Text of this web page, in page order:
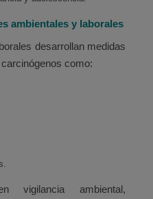
ambientales y laborales
desarrollan medidas
como:
vigilancia ambiental,